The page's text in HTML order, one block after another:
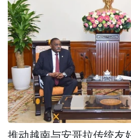
推动越南与安哥拉传统友